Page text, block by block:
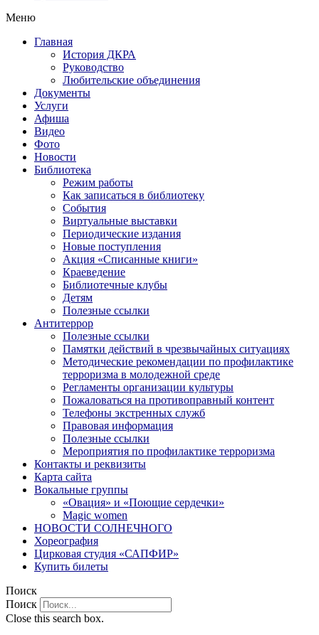
Меню
Главная
История ДКРА
Руководство
Любительские объединения
Документы
Услуги
Афиша
Видео
Фото
Новости
Библиотека
Режим работы
Как записаться в библиотеку
События
Виртуальные выставки
Периодические издания
Новые поступления
Акция «Списанные книги»
Краеведение
Библиотечные клубы
Детям
Полезные ссылки
Антитеррор
Полезные ссылки
Памятки действий в чрезвычайных ситуациях
Методические рекомендации по профилактике
терроризма в молодежной среде
Регламенты организации культуры
Пожаловаться на противоправный контент
Телефоны экстренных служб
Правовая информация
Полезные ссылки
Мероприятия по профилактике терроризма
Контакты и реквизиты
Карта сайта
Вокальные группы
«Овация» и «Поющие сердечки»
Magic women
НОВОСТИ СОЛНЕЧНОГО
Хореография
Цирковая студия «САПФИР»
Купить билеты
Поиск
Поиск
Close this search box.